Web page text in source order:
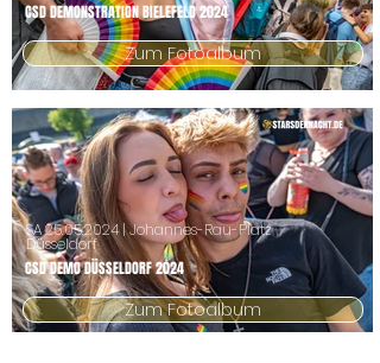
CSD DEMONSTRATION BIELEFELD 2024
Zum Fotoalbum
CSD DEMO DÜSSELDORF 2024
SA25.05.2024| Johannes-Rau-Platz
Düsseldorf
Zum Fotoalbum